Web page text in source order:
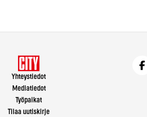
Yhteystiedot
Mediatiedot
Työpaikat
Tilaa uutiskirje